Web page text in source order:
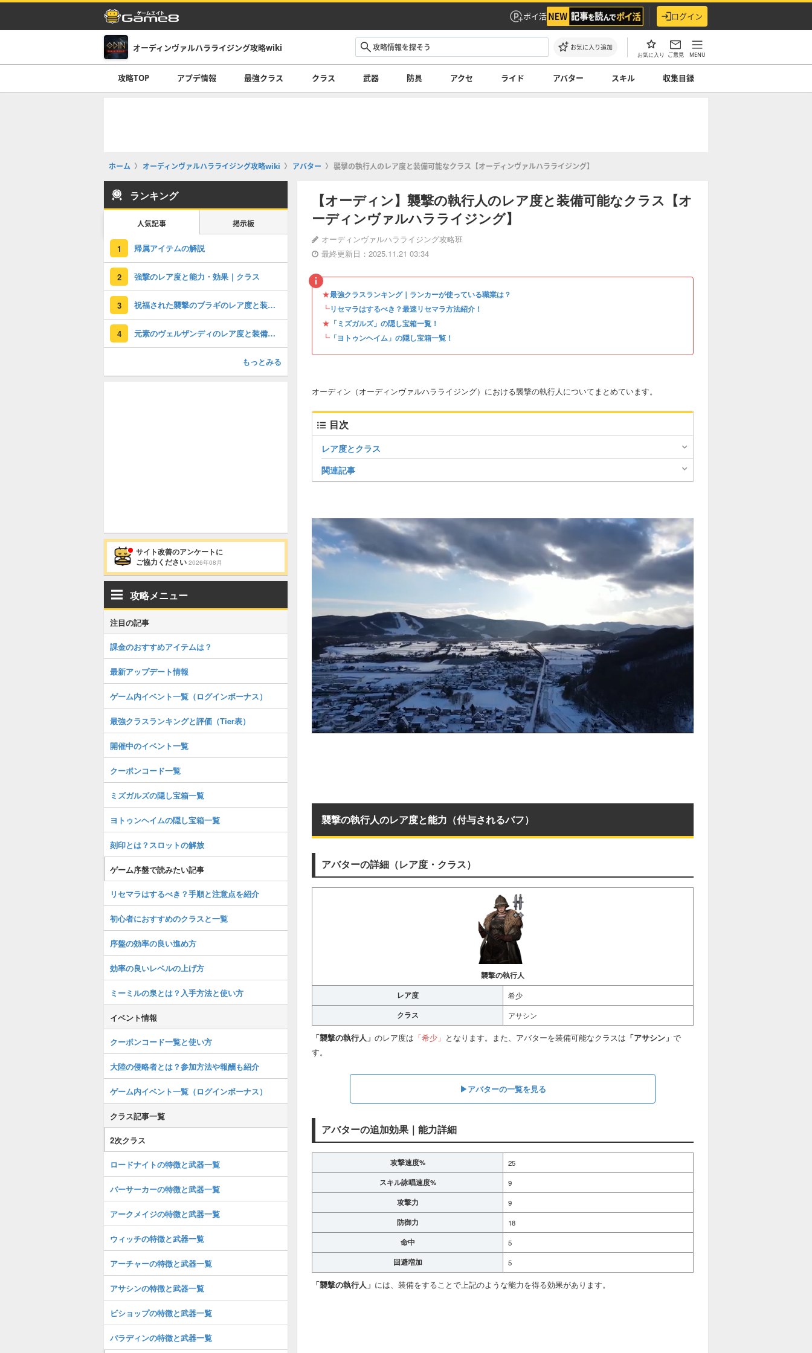
ポイ活 ログイン
オーディンヴァルハラライジング攻略wiki お気に入り追加
お気に入り ご意見 MENU
攻略TOP アプデ情報 最強クラス クラス 武器 防具 アクセ ライド アバター スキル 収集目録
ホーム オーディンヴァルハラライジング攻略wiki アバター 襲撃の執行人のレア度と装備可能なクラス【オーディンヴァルハラライジング】
【オーディン】襲撃の執行人のレア度と装備可能なクラス【オ
ーディンヴァルハラライジング】
オーディンヴァルハラライジング攻略班
最終更新日：2025.11.21 03:34
★最強クラスランキング｜ランカーが使っている職業は？
┗リセマラはするべき？最速リセマラ方法紹介！
★ 「ミズガルズ」の隠し宝箱一覧！
┗ 「ヨトゥンヘイム」の隠し宝箱一覧！
オーディン（オーディンヴァルハラライジング）における襲撃の執行人についてまとめています。
目次
レア度とクラス
関連記事
襲撃の執行人のレア度と能力（付与されるバフ）
アバターの詳細（レア度・クラス）
襲撃の執行人
レア度
希少
クラス アサシン
「襲撃の執行人」 のレア度は 「希少」 となります。また、アバターを装備可能なクラスは 「アサシン」 で
す。
▶アバターの一覧を見る
アバターの追加効果｜能力詳細
攻撃速度% 25
スキル詠唱速度% 9
攻撃力 9
防御力 18
命中 5
回避増加 5
「襲撃の執行人」 には、装備をすることで上記のような能力を得る効果があります。
ランキング
人気記事 掲示板
1 帰属アイテムの解説
2 強撃のレア度と能力・効果｜クラス
3 祝福された襲撃のブラギのレア度と装備可能なクラス
4 元素のヴェルザンディのレア度と装備可能なクラス
もっとみる
サイト改善のアンケートに
ご協力ください 2026年08月
攻略メニュー
注目の記事
課金のおすすめアイテムは？
最新アップデート情報
ゲーム内イベント一覧（ログインボーナス）
最強クラスランキングと評価（Tier表）
開催中のイベント一覧
クーポンコード一覧
ミズガルズの隠し宝箱一覧
ヨトゥンヘイムの隠し宝箱一覧
刻印とは？スロットの解放
ゲーム序盤で読みたい記事
リセマラはするべき？手順と注意点を紹介
初心者におすすめのクラスと一覧
序盤の効率の良い進め方
効率の良いレベルの上げ方
ミーミルの泉とは？入手方法と使い方
イベント情報
クーポンコード一覧と使い方
大陸の侵略者とは？参加方法や報酬も紹介
ゲーム内イベント一覧（ログインボーナス）
クラス記事一覧
2次クラス
ロードナイトの特徴と武器一覧
バーサーカーの特徴と武器一覧
アークメイジの特徴と武器一覧
ウィッチの特徴と武器一覧
アーチャーの特徴と武器一覧
アサシンの特徴と武器一覧
ビショップの特徴と武器一覧
パラディンの特徴と武器一覧